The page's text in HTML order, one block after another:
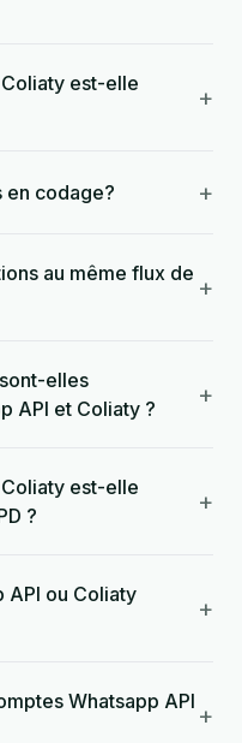
est-elle
+
codage? +
au même flux de +
elles
API et Coliaty ?
+
est-elle
?
+
API ou Coliaty
+
Whatsapp API +